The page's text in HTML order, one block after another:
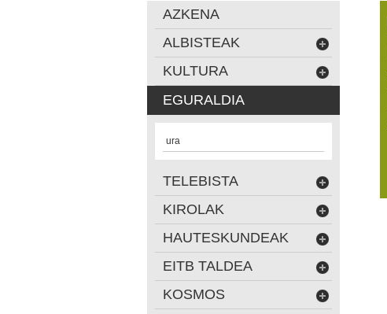
AZKENA
ALBISTEAK
KULTURA
EGURALDIA
ura
TELEBISTA
KIROLAK
HAUTESKUNDEAK
EITB TALDEA
KOSMOS